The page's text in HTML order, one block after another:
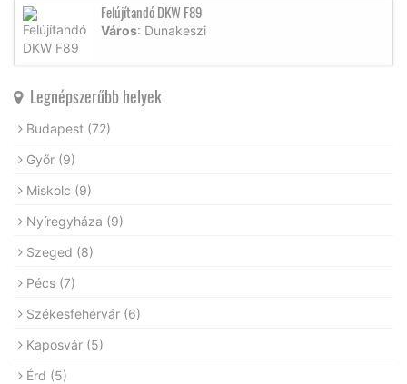
Felújítandó DKW F89
Város: Dunakeszi
Legnépszerűbb helyek
Budapest (72)
Győr (9)
Miskolc (9)
Nyíregyháza (9)
Szeged (8)
Pécs (7)
Székesfehérvár (6)
Kaposvár (5)
Érd (5)